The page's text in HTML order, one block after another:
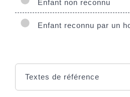
Enfant non reconnu
Enfant reconnu par un
Textes de référence